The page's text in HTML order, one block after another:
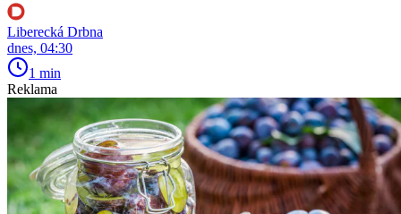
Liberecká Drbna
dnes, 04:30
1 min
Reklama